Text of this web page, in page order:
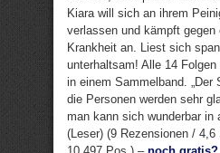
Kiara will sich an ihrem
verlassen und kämpft
Krankheit an. Liest sich
unterhaltsam! Alle 14
in einem Sammelband.
die Personen werden sehr
man kann sich wunderbar in
(Leser) (9 Rezensionen / 4,6